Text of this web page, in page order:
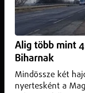
feltáró
2026. június 16.Belföld
Toroczkai László
feltáró
szavazattal
határozatot.
Alig több mint
Biharnak
Mindössze két
nyertesként a